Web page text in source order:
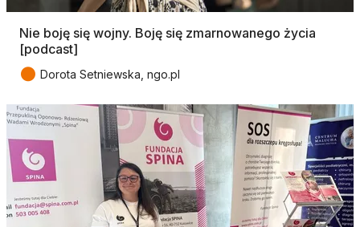
Nie boję się wojny. Boję się zmarnowanego życia
[podcast]
● Dorota Setniewska, ngo.pl